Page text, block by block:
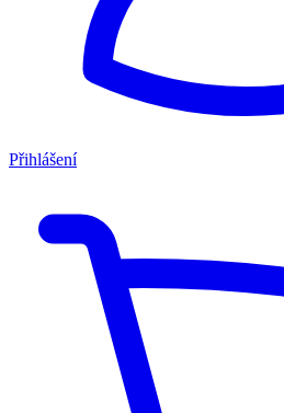
Přihlášení